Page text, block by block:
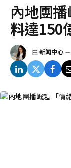
內地團
料達150
由 新闻中心